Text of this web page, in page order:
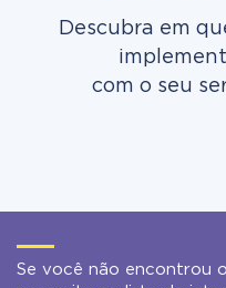
Descubra em
com o seu
Se você não encontrou